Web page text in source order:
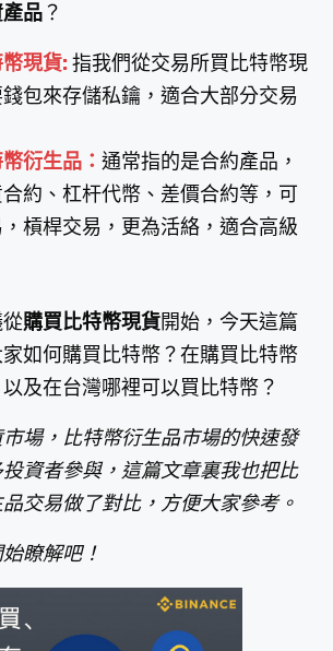
品？
現貨:指我們從交易所買比特幣現
包來存儲私鑰，適合大部分交易
衍生品： 通常指的是合約產品，
約、杠杆代幣、差價合約等，可
槓桿交易，更為活絡，適合高級
購買比特幣現貨開始，今天這篇
如何購買比特幣？在購買比特幣
及在台灣哪裡可以買比特幣？
場，比特幣衍生品市場的快速發
資者參與，這篇文章裏我也把比
交易做了對比，方便大家參考。
瞭解吧！